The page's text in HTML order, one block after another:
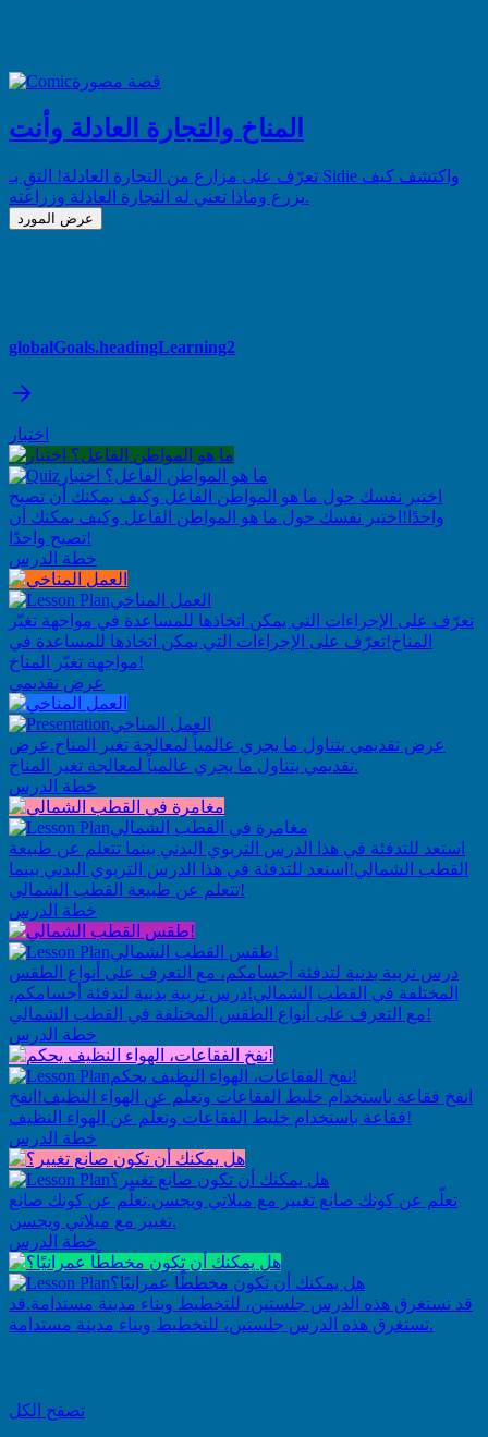
قصة مصورة
المناخ والتجارة العادلة وأنت
تعرّف على مزارع من التجارة العادلة! التقِ بـ Sidie واكتشف كيف
يزرع وماذا تعني له التجارة العادلة وزراعته.
عرض المورد
globalGoals.headingLearning2
اختبار
ما هو المواطن الفاعل؟ اختبار
اختبر نفسك حول ما هو المواطن الفاعل وكيف يمكنك أن تصبح
واحدًا! اختبر نفسك حول ما هو المواطن الفاعل وكيف يمكنك أن
تصبح واحدًا!
خطة الدرس
العمل المناخي
تعرّف على الإجراءات التي يمكن اتخاذها للمساعدة في مواجهة تغيّر
المناخ!تعرّف على الإجراءات التي يمكن اتخاذها للمساعدة في
مواجهة تغيّر المناخ!
عرض تقديمي
العمل المناخي
عرض تقديمي يتناول ما يجري عالمياً لمعالجة تغير المناخ.عرض
تقديمي يتناول ما يجري عالمياً لمعالجة تغير المناخ.
خطة الدرس
مغامرة في القطب الشمالي
استعد للتدفئة في هذا الدرس التربوي البدني بينما تتعلم عن طبيعة
القطب الشمالي! استعد للتدفئة في هذا الدرس التربوي البدني بينما
تتعلم عن طبيعة القطب الشمالي!
خطة الدرس
طقس القطب الشمالي!
درس تربية بدنية لتدفئة أجسامكم، مع التعرف على أنواع الطقس
المختلفة في القطب الشمالي!درس تربية بدنية لتدفئة أجسامكم،
مع التعرف على أنواع الطقس المختلفة في القطب الشمالي!
خطة الدرس
نفخ الفقاعات، الهواء النظيف يحكم!
انفخ فقاعة باستخدام خليط الفقاعات وتعلّم عن الهواء النظيف! انفخ
فقاعة باستخدام خليط الفقاعات وتعلّم عن الهواء النظيف!
خطة الدرس
هل يمكنك أن تكون صانع تغيير؟
تعلّم عن كونك صانع تغيير مع ميلاتي ويجسن.تعلّم عن كونك صانع
تغيير مع ميلاتي ويجسن.
خطة الدرس
هل يمكنك أن تكون مخططًا عمرانيًا؟
قد تستغرق هذه الدرس جلستين، للتخطيط وبناء مدينة مستدامة.قد
تستغرق هذه الدرس جلستين، للتخطيط وبناء مدينة مستدامة.
تصفح الكل